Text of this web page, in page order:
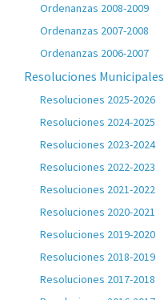
Ordenanzas 2008-2009
Ordenanzas 2007-2008
Ordenanzas 2006-2007
Resoluciones Municipales
Resoluciones 2025-2026
Resoluciones 2024-2025
Resoluciones 2023-2024
Resoluciones 2022-2023
Resoluciones 2021-2022
Resoluciones 2020-2021
Resoluciones 2019-2020
Resoluciones 2018-2019
Resoluciones 2017-2018